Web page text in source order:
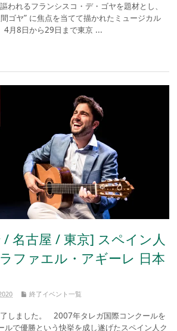
われるフランシスコ・デ・ゴヤを題材とし、
ゴヤ” に焦点を当てて描かれたミュージカル
4月8日から29日まで東京 ...
/ 名古屋 / 東京] スペイン人
ファエル・アギーレ 日本
終了イベント一覧
しました。 2007年タレガ国際コンクールを
ルで優勝という快挙を成し遂げたスペイン人ク